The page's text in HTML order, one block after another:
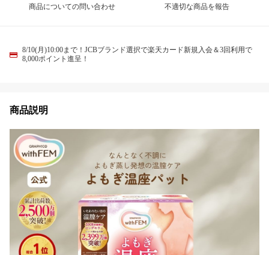
商品についての問い合わせ 不適切な商品を報告
8/10(月)10:00まで！JCBブランド選択で楽天カード新規入会＆3回利用で
8,000ポイント進呈！
商品説明